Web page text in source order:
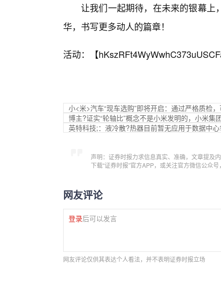
让我们一起期待，在未来的银幕上
华，书写更多动人的篇章！
活动：【
小<米>汽车“现车选购”即将开启：通过严格质检
博主?证实“轮轴比”概念不是小米发明的，小米集
英特科技;：液冷散?热器目前暂无应用于数据中
声明：证券时报力求信息真实、准确，文章提及
下载“证券时报”官方APP，或关注官方微信公众
网友评论
登录后可以发言
网友评论仅供其表达个人看法，并不表明证券时报立场